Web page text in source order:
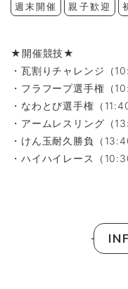
週末開催 親子歓迎
★開催競技★
・瓦割りチャレンジ（
・フラフープ選手権（
・なわとび選手権（
・アームレスリング（
・けん玉耐久勝負（
・ハイハイレース（